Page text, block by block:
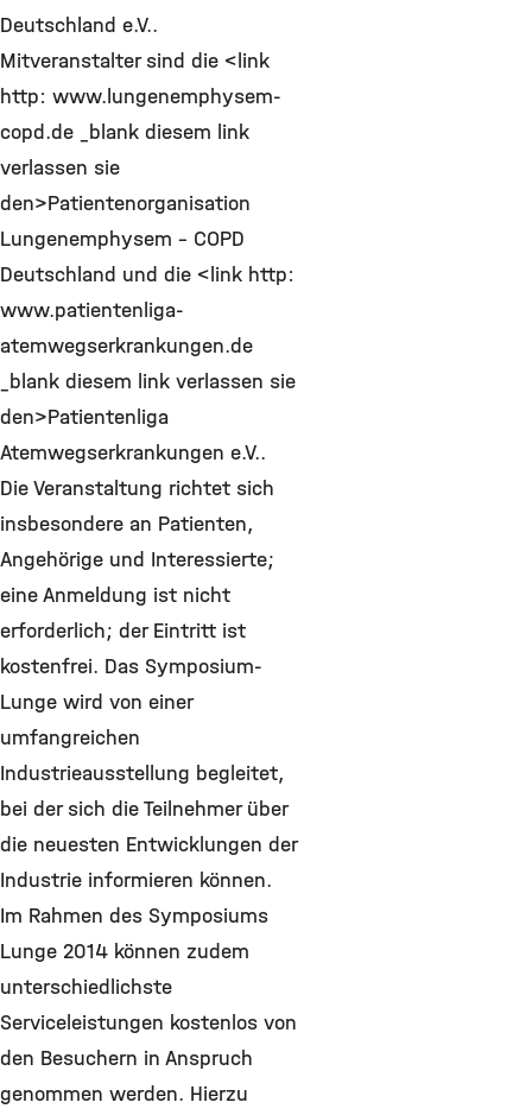
Deutschland e.V..
Mitveranstalter sind die <link
http: www.lungenemphysem-
copd.de _blank diesem link
verlassen sie
den>Patientenorganisation
Lungenemphysem - COPD
Deutschland und die <link http:
www.patientenliga-
atemwegserkrankungen.de
_blank diesem link verlassen sie
den>Patientenliga
Atemwegserkrankungen e.V..
Die Veranstaltung richtet sich
insbesondere an Patienten,
Angehörige und Interessierte;
eine Anmeldung ist nicht
erforderlich; der Eintritt ist
kostenfrei. Das Symposium-
Lunge wird von einer
umfangreichen
Industrieausstellung begleitet,
bei der sich die Teilnehmer über
die neuesten Entwicklungen der
Industrie informieren können.
Im Rahmen des Symposiums
Lunge 2014 können zudem
unterschiedlichste
Serviceleistungen kostenlos von
den Besuchern in Anspruch
genommen werden. Hierzu